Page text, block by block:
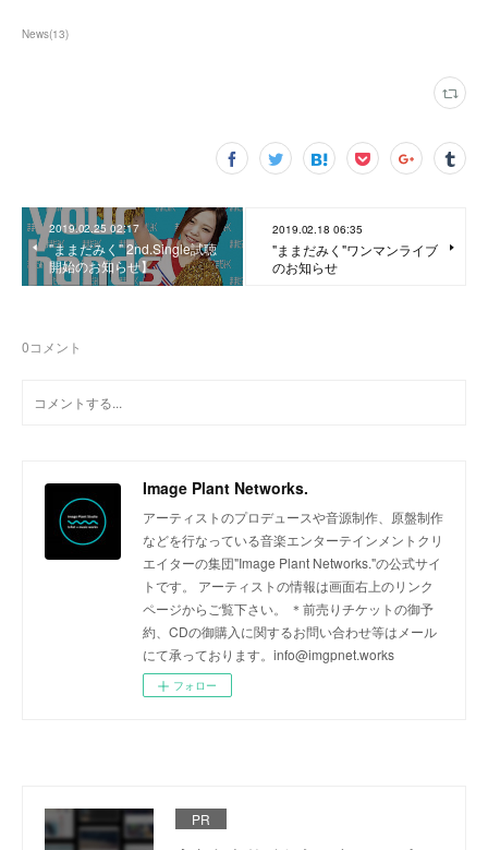
News(13)
2019.02.25 02:17
"ままだみく" 2nd.Single試聴
開始のお知らせ】
2019.02.18 06:35
"ままだみく"ワンマンライブ
のお知らせ
0コメント
Image Plant Networks.
アーティストのプロデュースや音源制作、原盤制作
などを行なっている音楽エンターテインメントクリ
エイターの集団"Image Plant Networks."の公式サイ
トです。 アーティストの情報は画面右上のリンク
ページからご覧下さい。 ＊前売りチケットの御予
約、CDの御購入に関するお問い合わせ等はメール
にて承っております。info@imgpnet.works
フォロー
PR